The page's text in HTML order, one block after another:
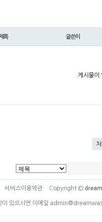
목 글쓴이
게시물이
서비스이용약관 Copyright ©
이 있으시면 이메일